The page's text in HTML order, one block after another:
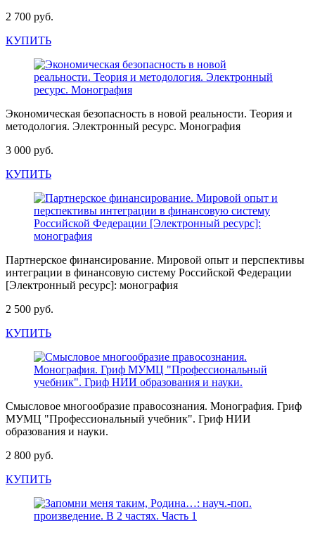
2 700 руб.
КУПИТЬ
Экономическая безопасность в новой реальности. Теория и
методология. Электронный ресурс. Монография
3 000 руб.
КУПИТЬ
Партнерское финансирование. Мировой опыт и перспективы
интеграции в финансовую систему Российской Федерации
[Электронный ресурс]: монография
2 500 руб.
КУПИТЬ
Смысловое многообразие правосознания. Монография. Гриф
МУМЦ "Профессиональный учебник". Гриф НИИ
образования и науки.
2 800 руб.
КУПИТЬ